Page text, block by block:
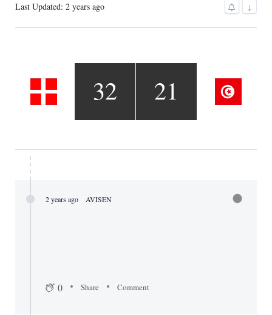
Last Updated: 2 years ago ↓
32 21
2 years ago AVISEN